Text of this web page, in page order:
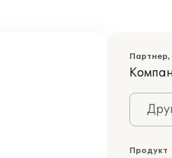
Продукт